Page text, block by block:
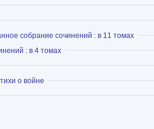
собрание сочинений : в 11 томах
: в 4 томах
о войне